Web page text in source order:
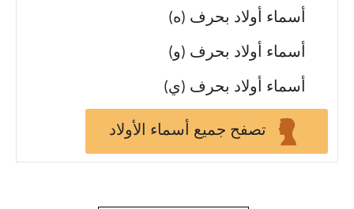
أسماء أولاد بحرف (ه)
أسماء أولاد بحرف (و)
أسماء أولاد بحرف (ي)
تصفح جميع أسماء الأولاد